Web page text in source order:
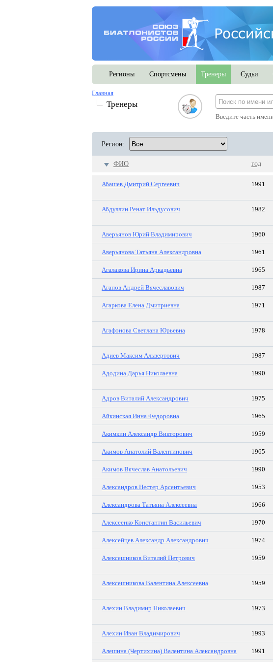
Регионы Спортсмены Тренеры Судьи
Главная
Тренеры
Введите часть
Регион:
ФИО год
Абашев Дмитрий Сергеевич 1991
Абдуллин Ренат Ильдусович 1982
Аверьянов Юрий Владимирович 1960
Аверьянова Татьяна Александровна 1961
Агалакова Ирина Аркадьевна 1965
Агапов Андрей Вячеславович 1987
Агаркова Елена Дмитриевна 1971
Агафонова Светлана Юрьевна 1978
Адиев Максим Альвертович 1987
Адодина Дарья Николаевна 1990
Адров Виталий Александрович 1975
Айкинская Инна Федоровна 1965
Акимкин Александр Викторович 1959
Акимов Анатолий Валентинович 1965
Акимов Вячеслав Анатольевич 1990
Александров Нестер Арсентьевич 1953
Александрова Татьяна Алексеевна 1966
Алексеенко Константин Васильевич 1970
Алексейцев Александр Александрович 1974
Алексешников Виталий Петрович 1959
Алексешникова Валентина Алексеевна 1959
Алехин Владимир Николаевич 1973
Алехин Иван Владимирович 1993
Алешина (Чертихина) Валентина Александровна 1991